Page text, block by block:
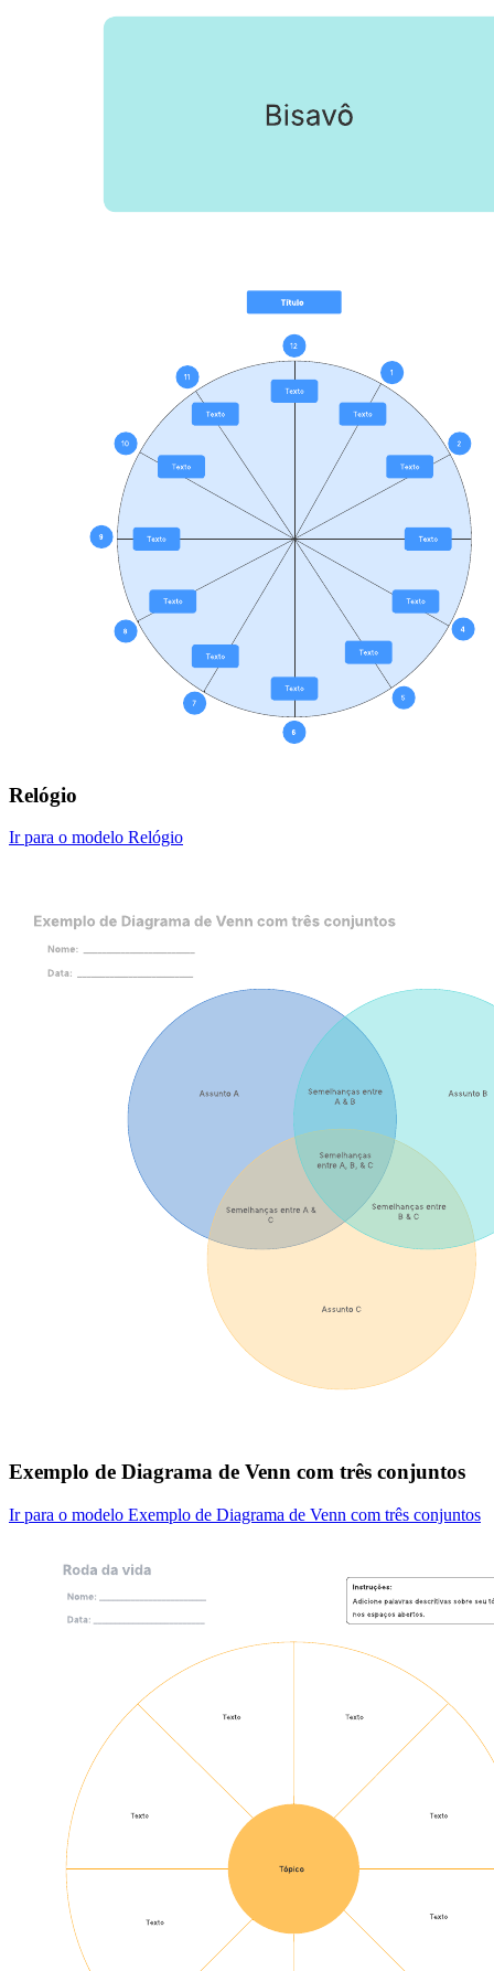
Entender melhor sua ancestralidade.
Relógio
Ir para o modelo Relógio
Exemplo de Diagrama de Venn com três conjuntos
Ir para o modelo Exemplo de Diagrama de Venn com três conjuntos